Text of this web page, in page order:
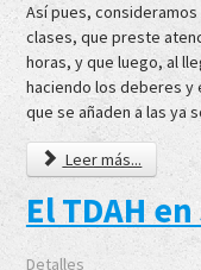
Así pues,
clases, que preste
horas, y que luego, al
haciendo los deberes y
que se añaden a las ya
Leer más...
El TDAH
Detalles